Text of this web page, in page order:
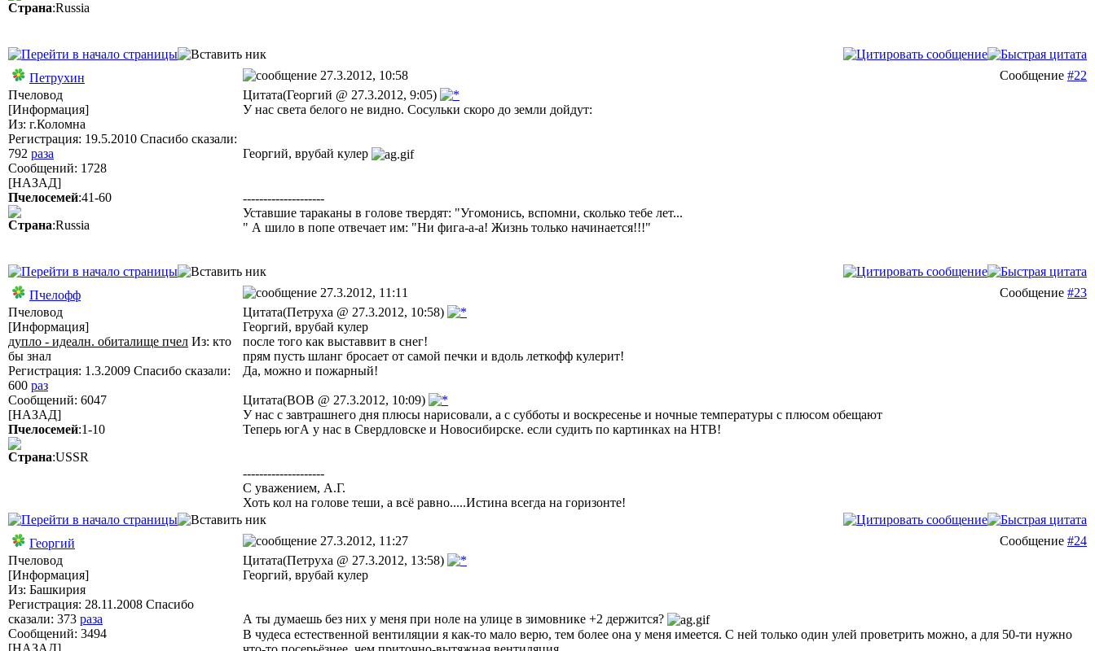
Страна:Russia
Петрухин 27.3.2012, 10:58 Сообщение #22
Пчеловод
[Информация]
Из: г.Коломна
Регистрация: 19.5.2010 Спасибо сказали:
792 раза
Сообщений: 1728
[НАЗАД]
Пчелосемей:41-60
Страна:Russia
Цитата(Георгий @ 27.3.2012, 9:05)
У нас света белого не видно. Сосульки скоро до земли дойдут:
Георгий, врубай кулер
--------------------
Уставшие тараканы в голове твердят: "Угомонись, вспомни, сколько тебе лет...
" А шило в попе отвечает им: "Ни фига-а-а! Жизнь только начинается!!!"
Пчелофф 27.3.2012, 11:11 Сообщение #23
Пчеловод
[Информация]
дупло - идеалн. обиталище пчел Из: кто
бы знал
Регистрация: 1.3.2009 Спасибо сказали:
600 раз
Сообщений: 6047
[НАЗАД]
Пчелосемей:1-10
Страна:USSR
Цитата(Петруха @ 27.3.2012, 10:58)
Георгий, врубай кулер
после того как выставвит в снег!
прям пусть шланг бросает от самой печки и вдоль леткофф кулерит!
Да, можно и пожарный!
Цитата(ВОВ @ 27.3.2012, 10:09)
У нас с завтрашнего дня плюсы нарисовали, а с субботы и воскресенье и ночные температуры с плюсом обещают
Теперь югА у нас в Свердловске и Новосибирске. если судить по картинках на НТВ!
--------------------
С уважением, А.Г.
Хоть кол на голове теши, а всё равно.....Истина всегда на горизонте!
Георгий 27.3.2012, 11:27 Сообщение #24
Пчеловод
[Информация]
Из: Башкирия
Регистрация: 28.11.2008 Спасибо
сказали: 373 раза
Сообщений: 3494
[НАЗАД]
Цитата(Петруха @ 27.3.2012, 13:58)
Георгий, врубай кулер
А ты думаешь без них у меня при ноле на улице в зимовнике +2 держится?
В чудеса естественной вентиляции я как-то мало верю, тем более она у меня имеется. С ней только один улей проветрить можно, а для 50-ти нужно